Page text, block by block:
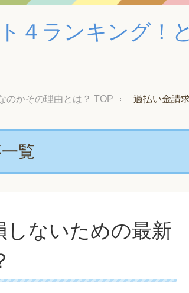
４ランキング！
のかその理由とは？ TOP 過払い金請
覧
しないための最新